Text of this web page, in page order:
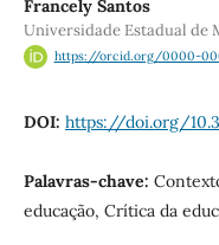
Francely Santos
Universidade Estadual de
https://orcid.org/0000-
DOI: https://doi.org/
Palavras-chave:
educação, Crítica da